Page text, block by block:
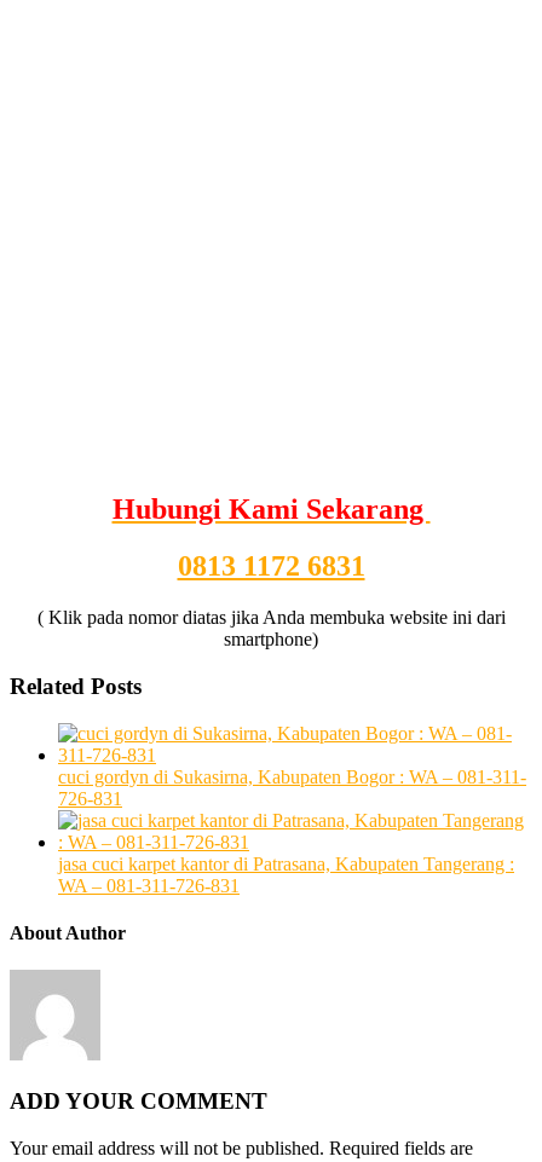
Hubungi Kami Sekarang
0813 1172 6831
( Klik pada nomor diatas jika Anda membuka website ini dari
smartphone)
Related Posts
cuci gordyn di Sukasirna, Kabupaten Bogor : WA – 081-311-
726-831
jasa cuci karpet kantor di Patrasana, Kabupaten Tangerang :
WA – 081-311-726-831
About Author
ADD YOUR COMMENT
Your email address will not be published. Required fields are